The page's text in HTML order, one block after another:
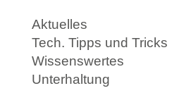
Aktuelles
Tech. Tipps und Tricks
Wissenswertes
Unterhaltung